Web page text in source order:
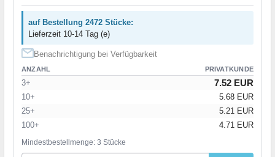
auf Bestellung 2472 Stücke:
Lieferzeit 10-14 Tag (e)
Benachrichtigung bei Verfügbarkeit
ANZAHL PRIVATKUNDE
3+ 7.52 EUR
10+
5.68 EUR
25+
5.21 EUR
100+
4.71 EUR
Mindestbestellmenge: 3 Stücke